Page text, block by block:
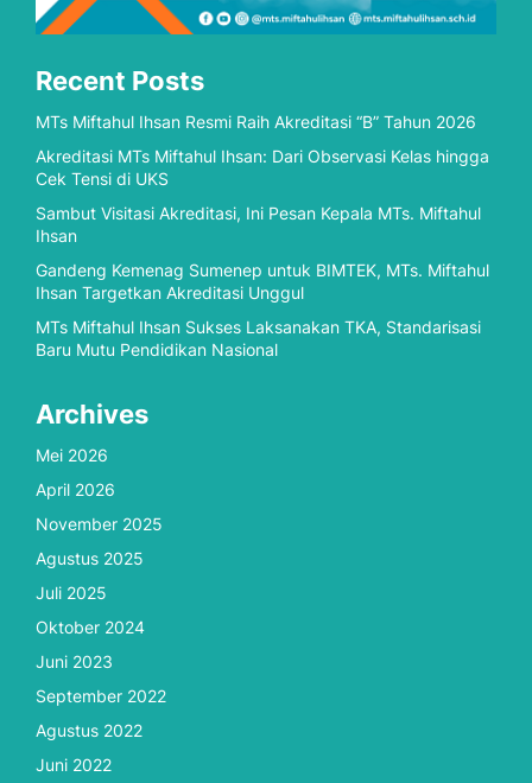
Recent Posts
MTs Miftahul Ihsan Resmi Raih Akreditasi “B” Tahun 2026
Akreditasi MTs Miftahul Ihsan: Dari Observasi Kelas hingga
Cek Tensi di UKS
Sambut Visitasi Akreditasi, Ini Pesan Kepala MTs. Miftahul
Ihsan
Gandeng Kemenag Sumenep untuk BIMTEK, MTs. Miftahul
Ihsan Targetkan Akreditasi Unggul
MTs Miftahul Ihsan Sukses Laksanakan TKA, Standarisasi
Baru Mutu Pendidikan Nasional
Archives
Mei 2026
April 2026
November 2025
Agustus 2025
Juli 2025
Oktober 2024
Juni 2023
September 2022
Agustus 2022
Juni 2022